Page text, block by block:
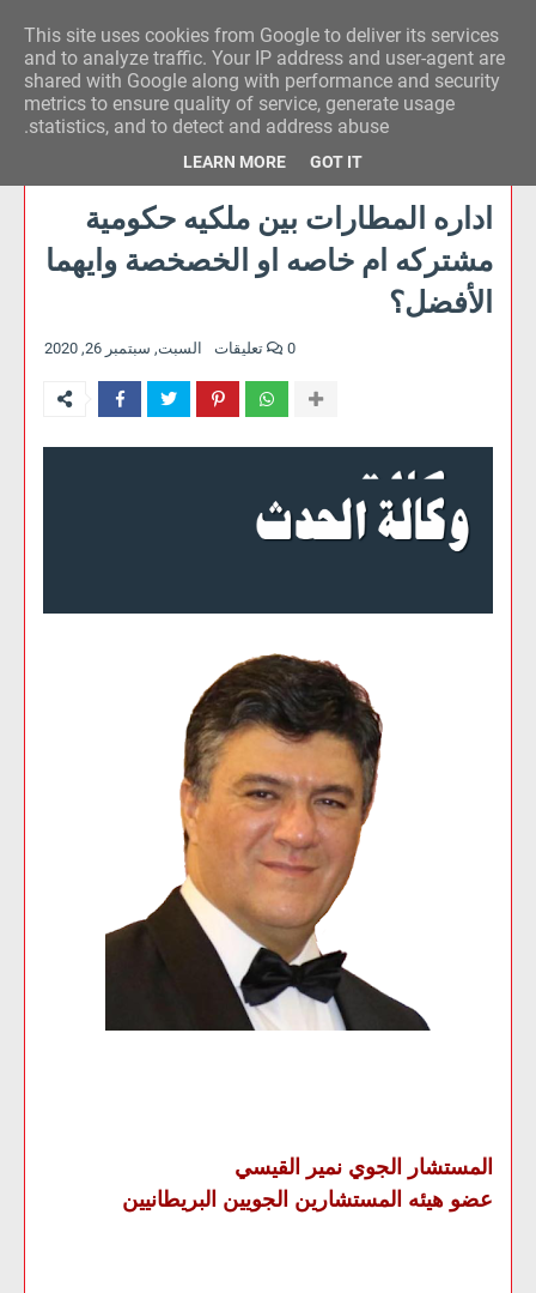
وكالة الحدث للآراء
اداره المطارات بين ملكيه حكومية
مشتركه ام خاصه او الخصخصة وايهما
الأفضل؟
السبت, سبتمبر 26, 2020 0 تعليقات
المستشار الجوي نمير القيسي
عضو هيئه المستشارين الجويين البريطانيين
This site uses cookies from Google to deliver its services
and to analyze traffic. Your IP address and user-agent are
shared with Google along with performance and security
metrics to ensure quality of service, generate usage
statistics, and to detect and address abuse.
LEARN MORE GOT IT